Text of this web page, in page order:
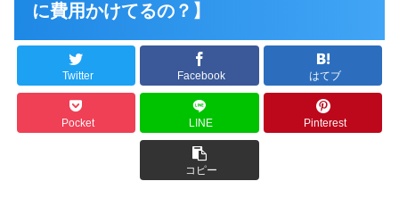
に費用かけてるの？】
Twitter Facebook はてブ
Pocket LINE Pinterest
コピー